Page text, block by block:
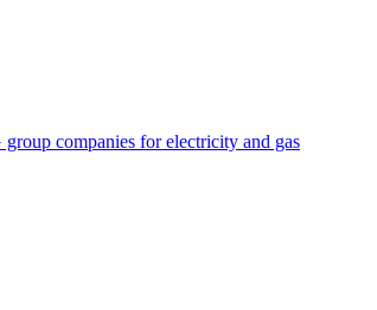
companies for electricity and gas